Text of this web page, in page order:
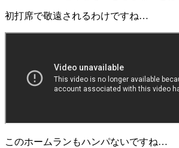
初打席で敬遠されるわけですね…
このホームランもハンパないですね…